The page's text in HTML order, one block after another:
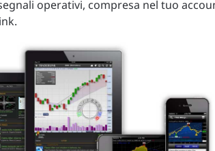
operativi, compresa nel tuo